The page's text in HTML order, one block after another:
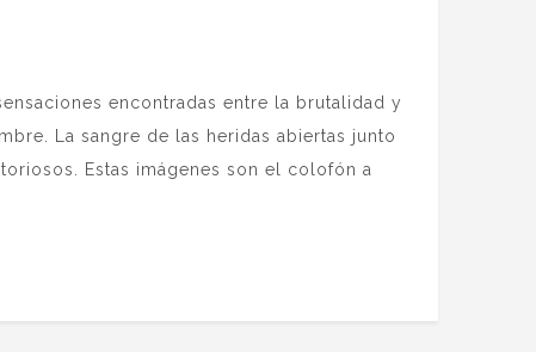
encontradas entre la brutalidad y
La sangre de las heridas abiertas junto
Estas imágenes son el colofón a